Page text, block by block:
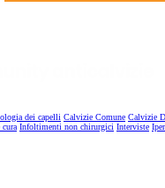
dei capelli Calvizie Comune Calvizie
cura Infoltimenti non chirurgici Interviste